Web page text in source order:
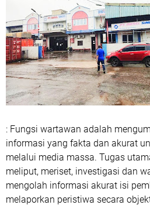
: Fungsi wartawan adalah
informasi yang fakta dan akurat
melalui media massa. Tugas
meliput, meriset, investigasi dan
mengolah informasi akurat isi
melaporkan peristiwa secara